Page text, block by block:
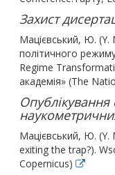
Захист
Мацієвський, Ю. (Y.
політичного
Regime
академія» (The
Опублікування
Мацієвський, Ю. (Y.
exiting the trap?).
Copernicus)